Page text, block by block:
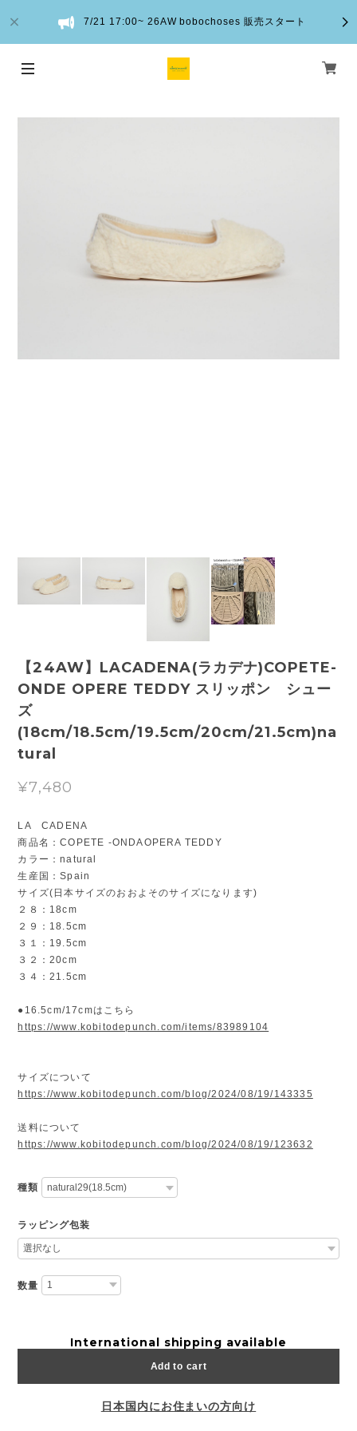
7/21 17:00~ 26AW bobochoses 販売スタート
【24AW】LACADENA(ラカデナ)COPETE-
ONDE OPERE TEDDY スリッポン シュー
ズ
(18cm/18.5cm/19.5cm/20cm/21.5cm)na
tural
¥7,480
LA CADENA
商品名：COPETE -ONDAOPERA TEDDY
カラー：natural
生産国：Spain
サイズ(日本サイズのおおよそのサイズになります)
２８：18cm
２９：18.5cm
３１：19.5cm
３２：20cm
３４：21.5cm
●16.5cm/17cmはこちら
https://www.kobitodepunch.com/items/83989104
サイズについて
https://www.kobitodepunch.com/blog/2024/08/19/143335
送料について
https://www.kobitodepunch.com/blog/2024/08/19/123632
種類
ラッピング包装
数量
International shipping available
Add to cart
日本国内にお住まいの方向け